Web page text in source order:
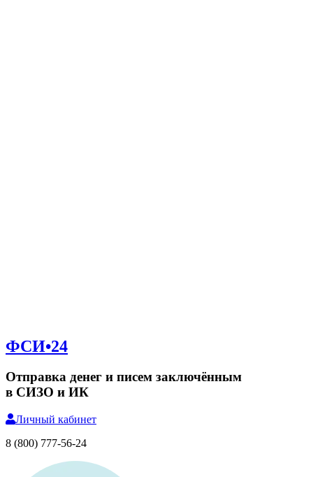
ФСИ•24
Отправка денег и писем заключённым
в СИЗО и ИК
Личный кабинет
8 (800) 777-56-24